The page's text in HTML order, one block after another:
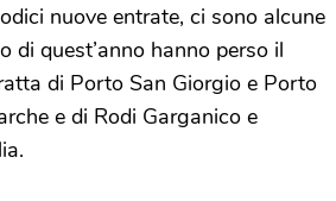
nuove entrate, ci sono alcune
di quest’anno hanno perso il
di Porto San Giorgio e Porto
e di Rodi Garganico e